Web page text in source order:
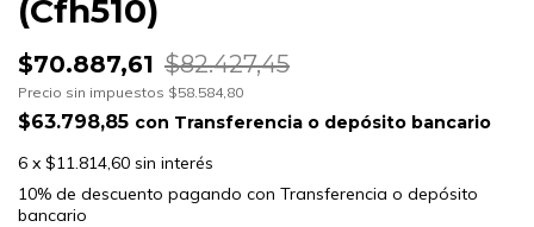
(Cfh510)
$70.887,61 $82.427,45
Precio sin impuestos $58.584,80
$63.798,85 con Transferencia o depósito bancario
6 x $11.814,60 sin interés
10% de descuento pagando con Transferencia o depósito
bancario